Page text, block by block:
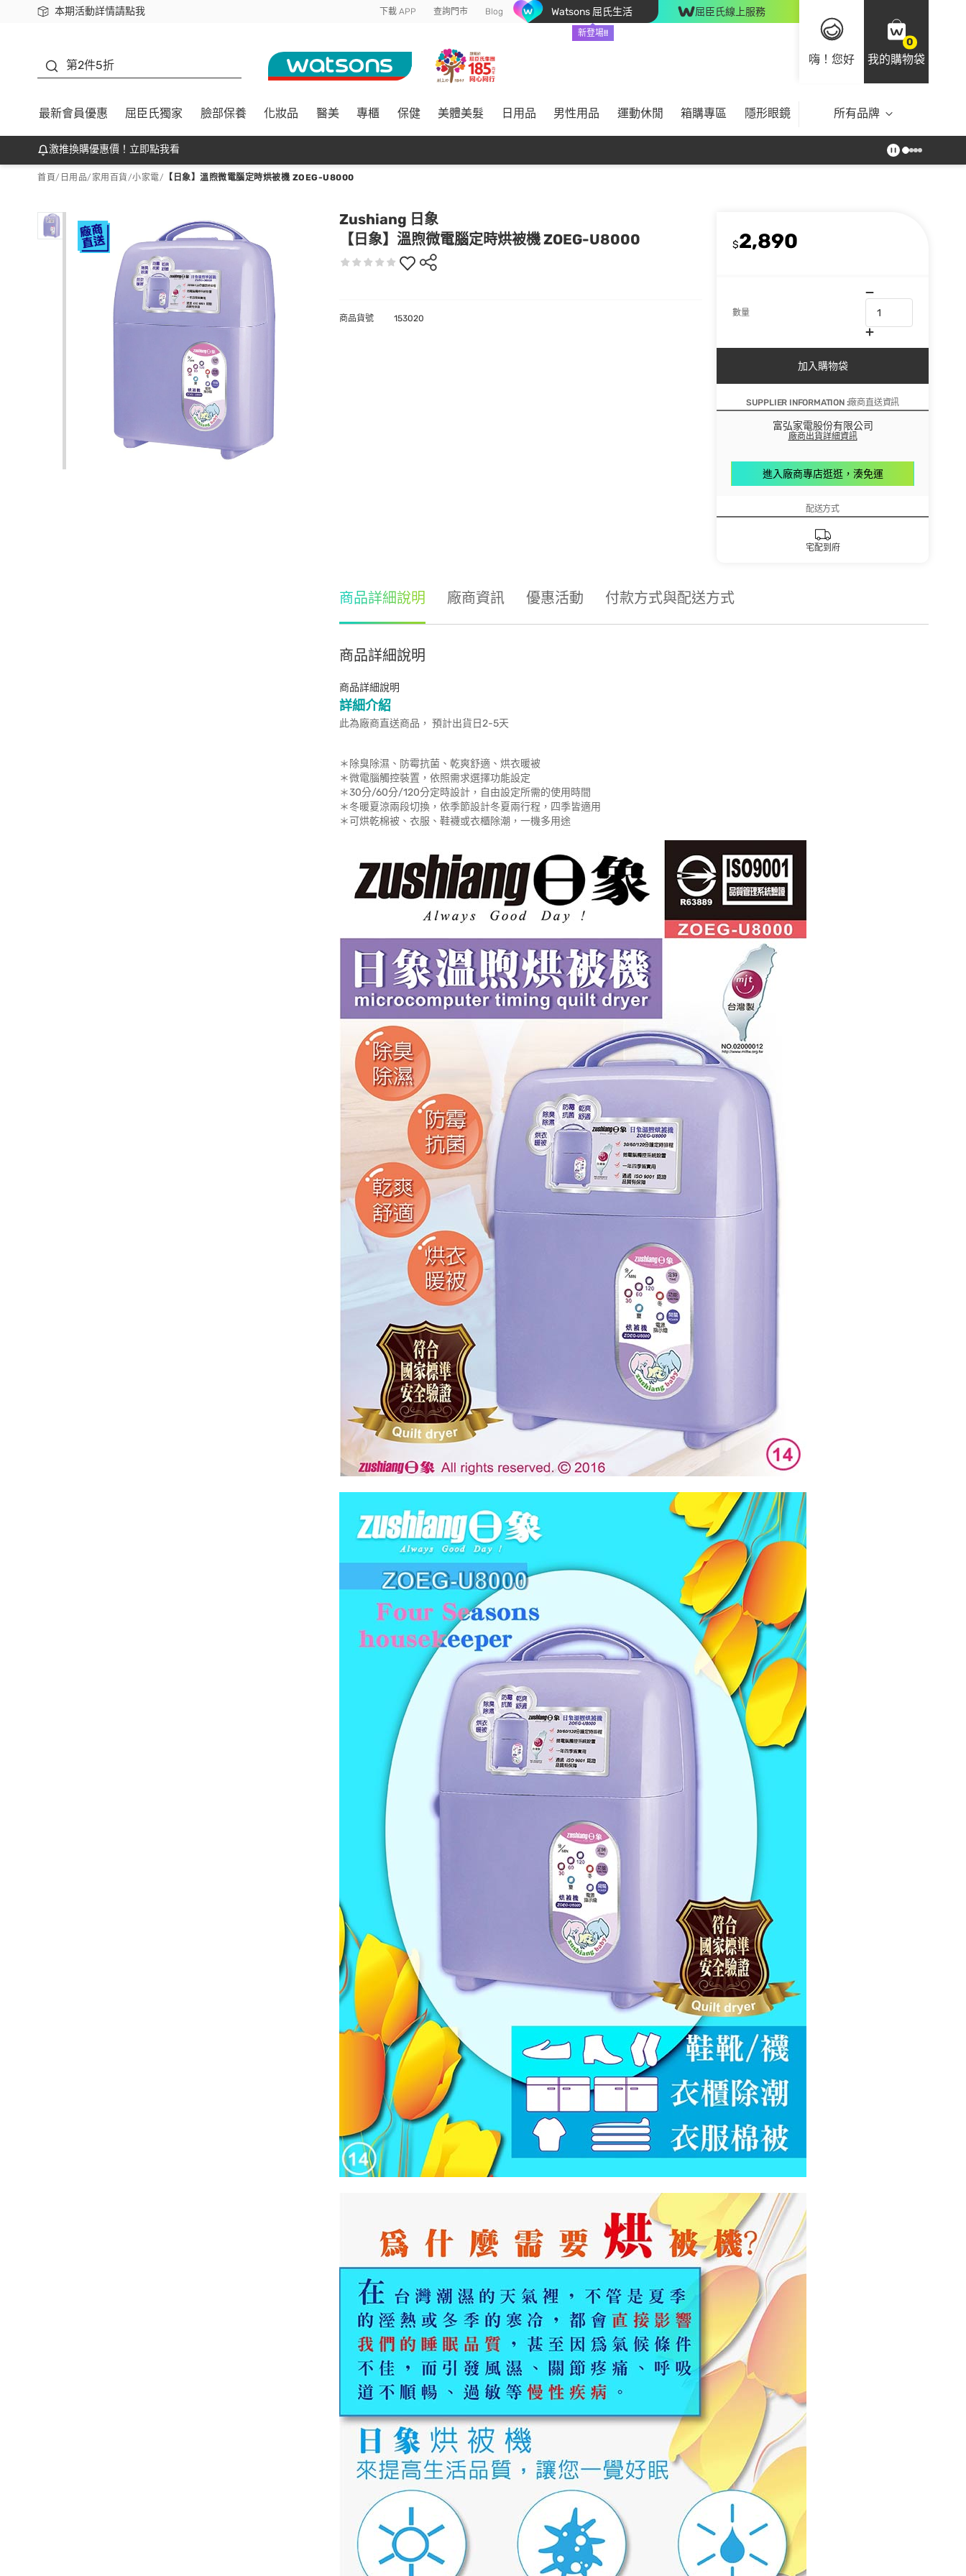
本期活動詳情請點我
下載app最高回饋$350 下載 APP 查詢門市 Blog Watsons 屈氏生活
新登場!!
屈臣氏線上服務
嗨！您好
0
我的購物袋
第2件5折
最新會員優惠 屈臣氏獨家 臉部保養 化妝品 醫美 專櫃 保健 美體美髮 日用品 男性用品 運動休閒 箱購專區 隱形眼鏡 所有品牌
激推換購優惠價！立即點我看
首頁/ 日用品/ 家用百貨/小家電/ 【日象】溫煦微電腦定時烘被機 ZOEG-U8000
Zushiang 日象
【日象】溫煦微電腦定時烘被機 ZOEG-U8000
$2,890
數量
加入購物袋
SUPPLIER INFORMATION :廠商直送資訊
富弘家電股份有限公司
廠商出貨詳細資訊
進入廠商專店逛逛，湊免運
配送方式
宅配到府
商品貨號 153020
商品詳細說明 廠商資訊 優惠活動 付款方式與配送方式
商品詳細說明
商品詳細說明
詳細介紹
此為廠商直送商品， 預計出貨日2-5天
＊除臭除濕、防霉抗菌、乾爽舒適、烘衣暖被
＊微電腦觸控裝置，依照需求選擇功能設定
＊30分/60分/120分定時設計，自由設定所需的使用時間
＊冬暖夏涼兩段切換，依季節設計冬夏兩行程，四季皆適用
＊可烘乾棉被、衣服、鞋襪或衣櫃除潮，一機多用途